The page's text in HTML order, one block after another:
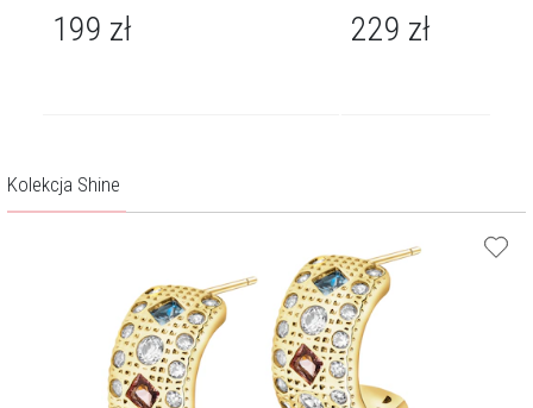
199 zł 229 zł
Kolekcja Shine